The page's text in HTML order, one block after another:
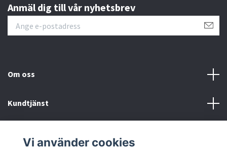
Anmäl dig till vår nyhetsbrev
Om oss
Kundtjänst
Vi använder cookies